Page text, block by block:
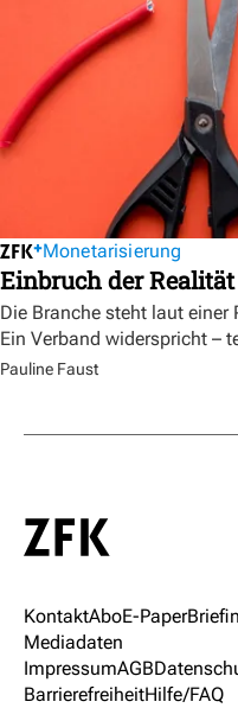
Monetarisierung
Einbruch der
Die Branche steht laut
Ein Verband widerspricht –
Pauline Faust
KontaktAboE-Paper
Mediadaten
ImpressumAGB
BarrierefreiheitHilfe/FAQ